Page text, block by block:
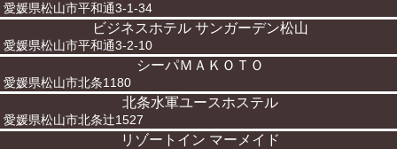
愛媛県松山市平和通3-1-34
ビジネスホテル サンガーデン松山
愛媛県松山市平和通3-2-10
シーパＭＡＫＯＴＯ
愛媛県松山市北条1180
北条水軍ユースホステル
愛媛県松山市北条辻1527
リゾートイン マーメイド